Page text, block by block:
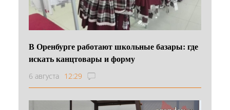
В Оренбурге работают школьные базары: где
искать канцтовары и форму
6 августа 12:29